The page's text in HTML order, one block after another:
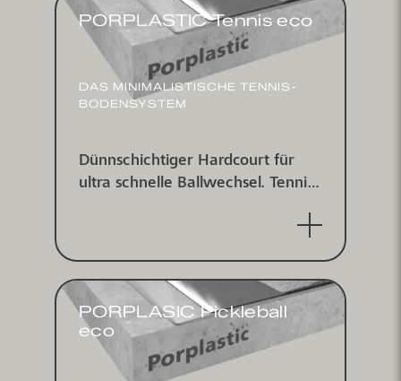
PORPLASTIC Tennis eco
DAS MINI­MALIS­TISCHE TENNIS­
BODEN­SYSTEM
Dünn­schichtiger Hard­court für
ultra schnelle Ball­wechsel. Tennis­
PORPLASIC Pickleball
eco